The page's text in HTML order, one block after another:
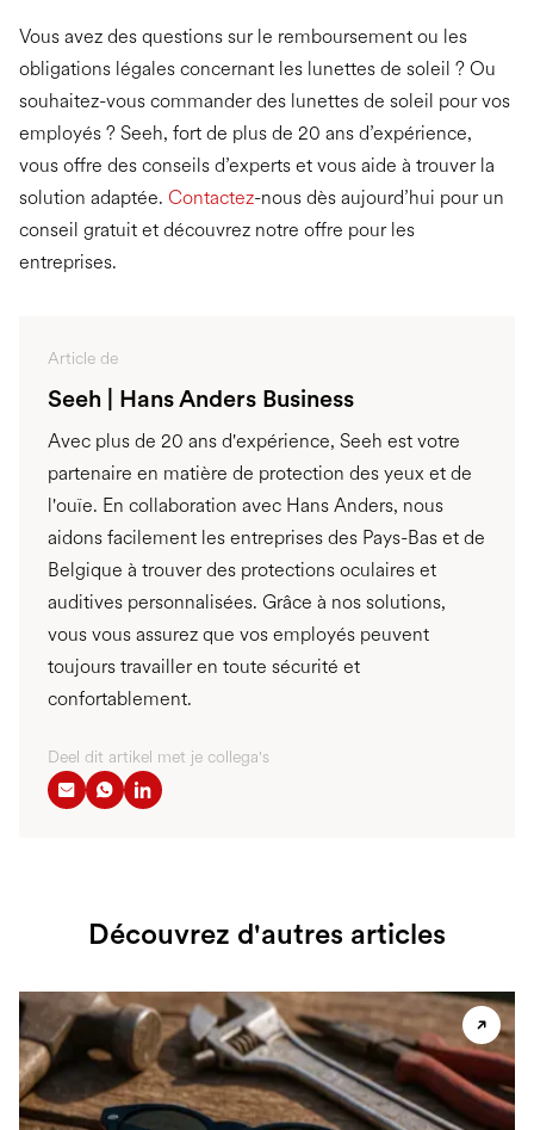
Vous avez des questions sur le remboursement ou les
obligations légales concernant les lunettes de soleil ? Ou
souhaitez-vous commander des lunettes de soleil pour vos
employés ? Seeh, fort de plus de 20 ans d’expérience,
vous offre des conseils d’experts et vous aide à trouver la
solution adaptée. Contactez-nous dès aujourd’hui pour un
conseil gratuit et découvrez notre offre pour les
entreprises.
Article de
Seeh | Hans Anders Business
Avec plus de 20 ans d'expérience, Seeh est votre
partenaire en matière de protection des yeux et de
l'ouïe. En collaboration avec Hans Anders, nous
aidons facilement les entreprises des Pays-Bas et de
Belgique à trouver des protections oculaires et
auditives personnalisées. Grâce à nos solutions,
vous vous assurez que vos employés peuvent
toujours travailler en toute sécurité et
confortablement.
Deel dit artikel met je collega's
Découvrez d'autres articles